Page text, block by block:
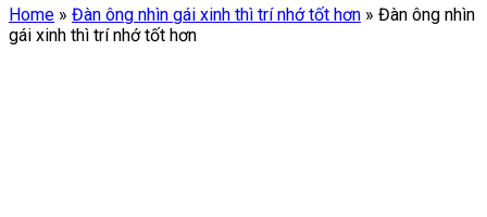
Home » Đàn ông nhìn gái xinh thì trí nhớ tốt hơn » Đàn ông nhìn
gái xinh thì trí nhớ tốt hơn